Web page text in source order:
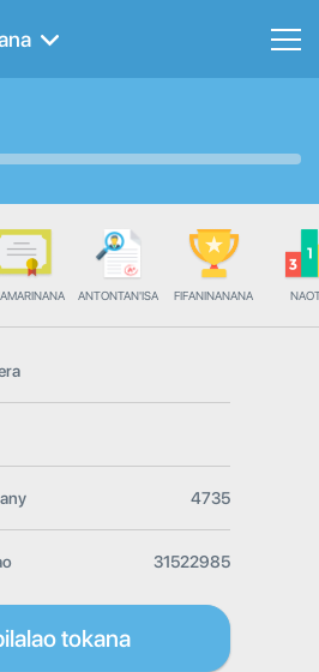
ANTONTAN'ISA FIFANINANANA
4735
31522985
tokana